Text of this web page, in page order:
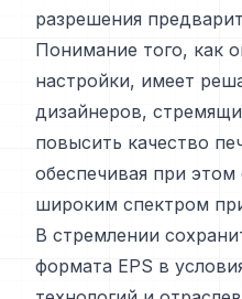
разрешения
Понимание того, как
настройки, имеет
дизайнеров,
повысить качество
обеспечивая при
широким спектром
В стремлении
формата EPS в